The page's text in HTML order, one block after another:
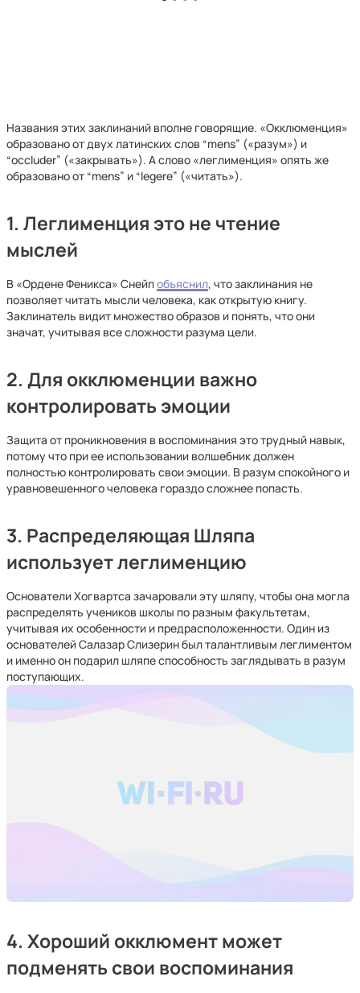
Названия этих заклинаний вполне говорящие. «Окклюменция»
образовано от двух латинских слов “mens” («разум») и
“occluder” («закрывать»). А слово «леглименция» опять же
образовано от “mens” и “legere” («читать»).
1. Леглименция это не чтение
мыслей
В «Ордене Феникса» Снейпобъяснил, что заклинания не
позволяет читать мысли человека, как открытую книгу.
Заклинатель видит множество образов и понять, что они
значат, учитывая все сложности разума цели.
2. Для окклюменции важно
контролировать эмоции
Защита от проникновения в воспоминания это трудный навык,
потому что при ее использовании волшебник должен
полностью контролировать свои эмоции. В разум спокойного и
уравновешенного человека гораздо сложнее попасть.
3. Распределяющая Шляпа
использует леглименцию
Основатели Хогвартса зачаровали эту шляпу, чтобы она могла
распределять учеников школы по разным факультетам,
учитывая их особенности и предрасположенности. Один из
основателей Салазар Слизерин был талантливым леглиментом
и именно он подарил шляпе способность заглядывать в разум
поступающих.
4. Хороший окклюмент может
подменять свои воспоминания